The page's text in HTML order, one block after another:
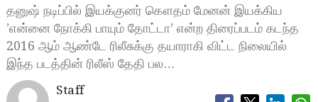
தனுஷ் நடிப்பில் இயக்குனர் கௌதம் மேனன் இயக்கிய
’என்னை நோக்கி பாயும் தோட்டா’ என்ற திரைப்படம் கடந்த
2016 ஆம் ஆண்டே ரிலீசுக்கு தயாராகி விட்ட நிலையில்
இந்த படத்தின் ரிலீஸ் தேதி பல…
Staff